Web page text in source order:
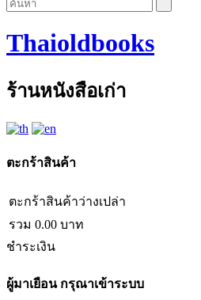
Thaioldbooks
ร้านหนังสือเก่า
ตะกร้าสินค้า
ตะกร้าสินค้าว่างเปล่า
รวม 0.00 บาท
ชำระเงิน
ผู้มาเยือนกรุณาเข้าระบบ